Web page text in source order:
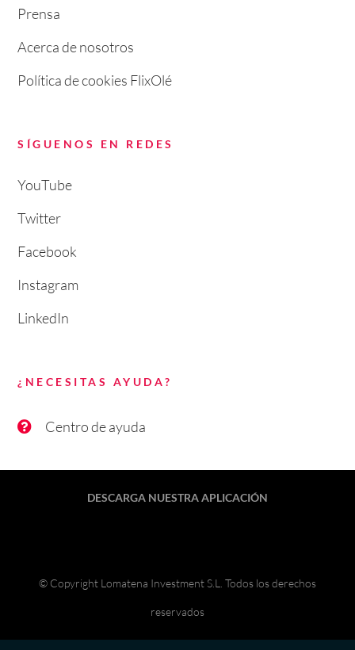
Prensa
Acerca de nosotros
Política de cookies FlixOlé
SÍGUENOS EN REDES
YouTube
Twitter
Facebook
Instagram
LinkedIn
¿NECESITAS AYUDA?
Centro de ayuda
DESCARGA NUESTRA APLICACIÓN
© Copyright Lomatena Investment S.L. Todos los derechos
reservados